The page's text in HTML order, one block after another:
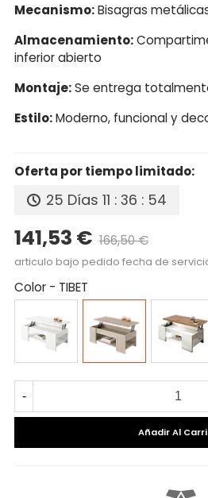
Mecanismo:Bisagras
Almacenamiento:
inferior abierto
Montaje:Se entrega
Estilo:Moderno, funcional y
Oferta por tiempo limitado:
25 Días 11 : 36 : 54
141,53 € 166,50 €
articulo bajo pedido fecha de
Color - TIBET
AMAZONA
BLANCO
-
Añadir Al